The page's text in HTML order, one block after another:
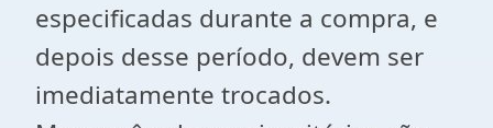
especificadas durante a compra, e
depois desse período, devem ser
imediatamente trocados.